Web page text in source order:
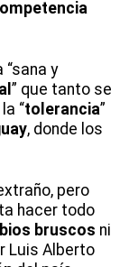
y
” que tanto se
“tolerancia”
, donde los
pero
hacer todo
bruscos ni
Luis Alberto